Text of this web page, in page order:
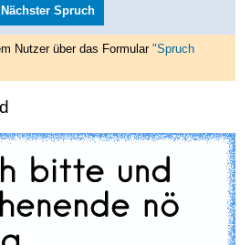
Nächster Spruch
Nutzer über das Formular "Spruch